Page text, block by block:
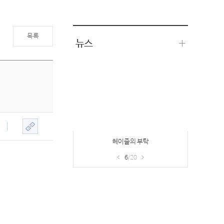
목록
뉴스
프리미엄PC방 접속보상 이벤트 & 기프
7/20